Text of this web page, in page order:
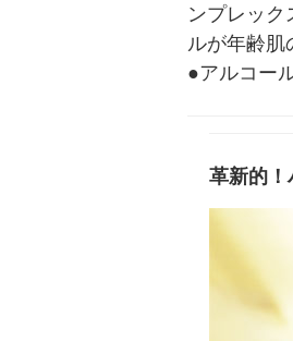
ンプレッ
ルが年齢肌
●アルコー
革新的！